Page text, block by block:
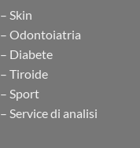
– Skin
– Odontoiatria
– Diabete
– Tiroide
– Sport
– Service di analisi